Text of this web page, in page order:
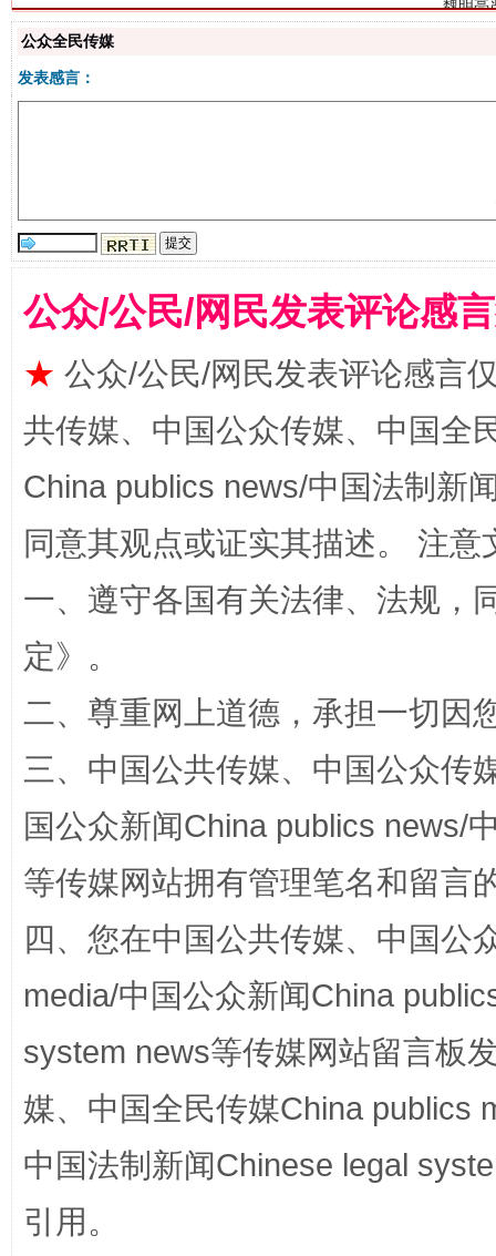
解纷+调解+退费，一次搞定
站台名比不上好声名
公众全民传媒
发表感言：
公众/公民/网民发表评论感
★ 公众/公民/网民发表评论感言
共传媒、中国公众传媒、中国全
China publics news/中国法制新
同意其观点或证实其描述。 注
一、遵守各国有关法律、法规，
定》。
二、尊重网上道德，承担一切因
三、中国公共传媒、中国公众传
国公众新闻China publics news/
等传媒网站拥有管理笔名和留言
四、您在中国公共传媒、中国公
media/中国公众新闻China
system news等传媒网站留言板
媒、中国全民传媒China publics
中国法制新闻Chinese legal
引用。